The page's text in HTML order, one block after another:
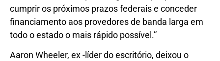
cumprir os próximos prazos federais e conceder
financiamento aos provedores de banda larga em
todo o estado o mais rápido possível.”
Aaron Wheeler, ex -líder do escritório, deixou o